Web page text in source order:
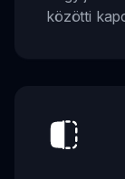
közötti